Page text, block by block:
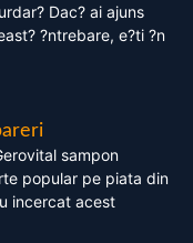
Dac? ai ajuns
?ntrebare, e?ti ?n
sampon
popular pe piata din
incercat acest